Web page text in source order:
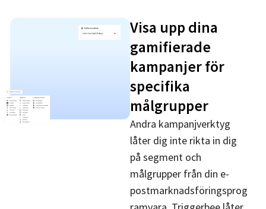
Visa upp dina
gamifierade
kampanjer för
specifika
målgrupper
Andra kampanjverktyg
låter dig inte rikta in dig
på segment och
målgrupper från din e-
postmarknadsföringsprog